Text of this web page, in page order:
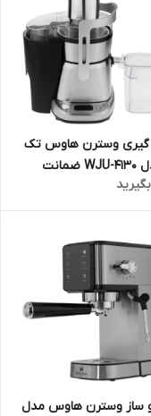
گیری وسترن هاوس تک
کاره مدل WJU-4130 ضمانت
و ارسال فوری و رایگان
ساز وسترن هاوس مدل